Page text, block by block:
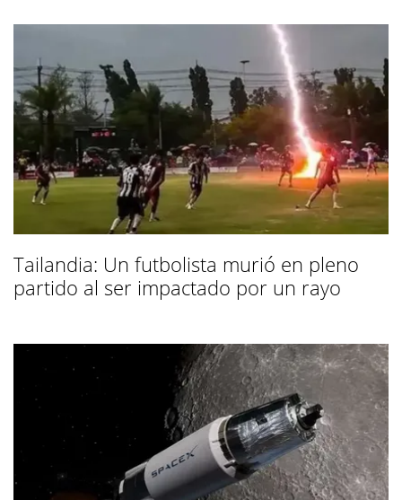
Tailandia: Un futbolista murió en pleno
partido al ser impactado por un rayo